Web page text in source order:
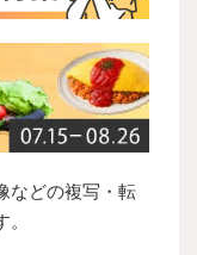
などの複写・転